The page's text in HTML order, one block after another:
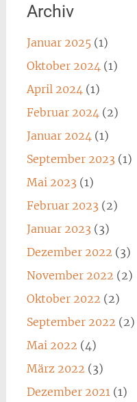
Archiv
Januar 2025(1)
Oktober 2024 (1)
April 2024 (1)
Februar 2024 (2)
Januar 2024 (1)
September 2023 (1)
Mai 2023 (1)
Februar 2023 (2)
Januar 2023 (3)
Dezember 2022 (3)
November 2022 (2)
Oktober 2022 (2)
September 2022 (2)
Mai 2022 (4)
März 2022 (3)
Dezember 2021 (1)